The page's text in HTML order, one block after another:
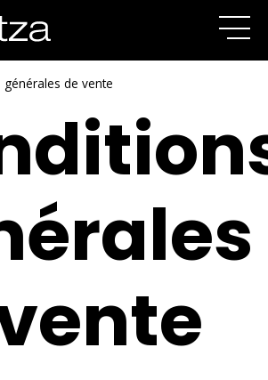
générales de vente